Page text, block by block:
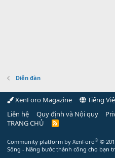
Diễn đàn
XenForo Magazine
Tiếng
Liên hệ
Quy định và Nội quy
TRANG CHỦ
R
Community platform by XenForo® ©
Sống - Nâng bước thành công cho bạn